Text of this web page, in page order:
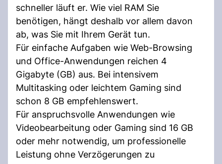
schneller läuft er. Wie viel RAM Sie
benötigen, hängt deshalb vor allem davon
ab, was Sie mit Ihrem Gerät tun.
Für einfache Aufgaben wie Web-Browsing
und Office-Anwendungen reichen 4
Gigabyte (GB) aus. Bei intensivem
Multitasking oder leichtem Gaming sind
schon 8 GB empfehlenswert.
Für anspruchsvolle Anwendungen wie
Videobearbeitung oder Gaming sind 16 GB
oder mehr notwendig, um professionelle
Leistung ohne Verzögerungen zu